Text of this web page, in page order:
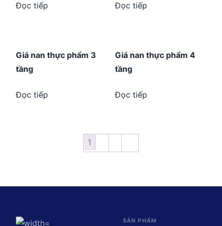
Đọc tiếp Đọc tiếp
Giá nan thực phẩm 3
tầng
Đọc tiếp
Giá nan thực phẩm 4
tầng
Đọc tiếp
1
SẢN PHẨM